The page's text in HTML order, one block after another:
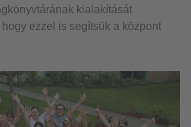
kialakítását
ezzel is segítsük a központ